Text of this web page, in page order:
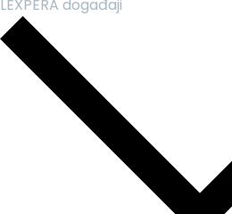
LEXPERA događaji